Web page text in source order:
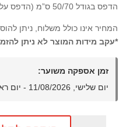
הדפס בגודל 50/70 ס”מ (הדפס על נייר פוטו סמי-מט)
המחיר אינו כולל משלוח, ניתן
*עקב מידות המוצר לא ניתן
זמן אספקה משוער:
יום שלישי, 11/08/2026 - יום ראשון, 30/08/2026